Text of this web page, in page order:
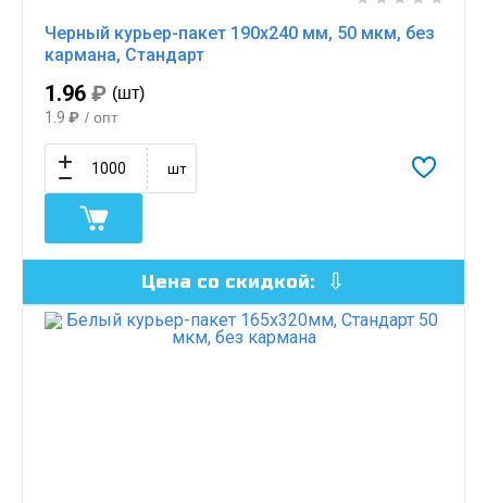
Черный курьер-пакет 190х240 мм, 50 мкм, без
кармана, Стандарт
1.96 ₽ (шт)
1.9 ₽ / опт
шт
Цена со скидкой: